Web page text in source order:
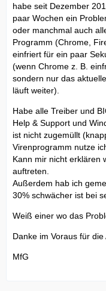
habe seit Dezember
paar Wochen ein
oder manchmal auch
Programm (Chrome,
einfriert für ein paar
(wenn Chrome z. B.
sondern nur das
läuft weiter).
Habe alle Treiber und
Help & Support und
ist nicht zugemüllt
Virenprogramm nutze
Kann mir nicht erklären
auftreten.
Außerdem hab ich
30% schwächer ist bei
Weiß einer wo das
Danke im Voraus für die
MfG